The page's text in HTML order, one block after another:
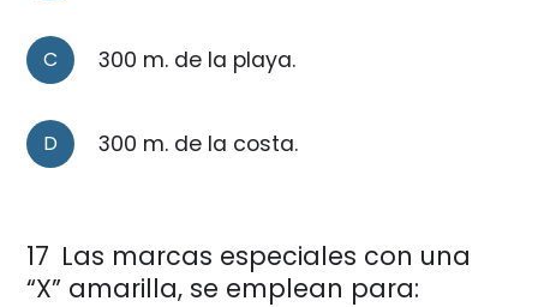
C 300 m. de la playa.
D 300 m. de la costa.
17 Las marcas especiales con una
“X” amarilla, se emplean para: